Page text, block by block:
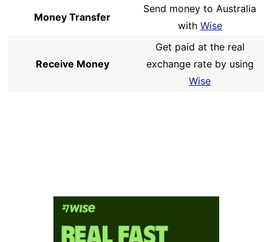
Money Transfer
Send money to Australia
with Wise
Receive Money
Get paid at the real
exchange rate by using
Wise